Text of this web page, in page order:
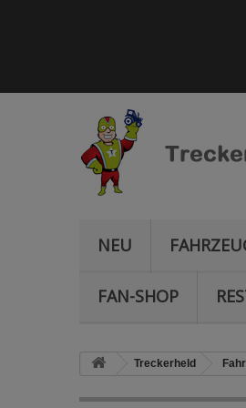
NEU
FAN-SHOP
Treckerheld